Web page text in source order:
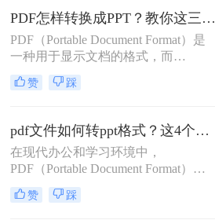
PDF到PPT的转换。
PDF怎样转换成PPT？教你这三种转换方法！
PDF（Portable Document Format）是
一种用于显示文档的格式，而
PPT（PowerPoint）是一种用于演示的
文件格式。PDF文件常用于保存文档
文件转换为PPT格式以便于制作演示
文稿。那么PDF怎样转换成PPT呢？
在本文中，我们将介绍三种方法，以
帮助您将PDF文件转换为PPT文件。
赞 踩
pdf文件如何转ppt格式？这4个方法请收好！方便又好用！
在现代办公和学习环境中，
PDF（Portable Document Format）因
其出色的跨平台兼容性和保持文档格
式不变的能力而广受欢迎。然而，在
赞 踩